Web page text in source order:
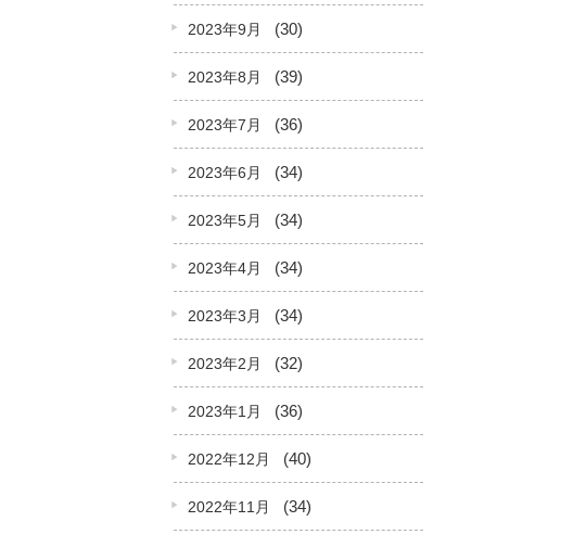
2023年9月 (30)
2023年8月 (39)
2023年7月 (36)
2023年6月 (34)
2023年5月 (34)
2023年4月 (34)
2023年3月 (34)
2023年2月 (32)
2023年1月 (36)
2022年12月 (40)
2022年11月 (34)